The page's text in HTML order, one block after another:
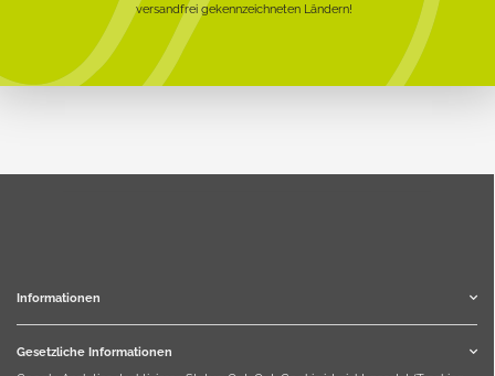
versandfrei gekennzeichneten Ländern!
Informationen
Gesetzliche Informationen